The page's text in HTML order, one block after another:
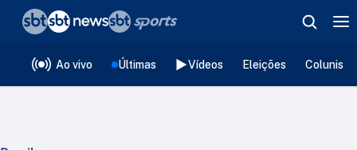
Ao vivo Últimas Vídeos Eleições
❮voltar
Editorias